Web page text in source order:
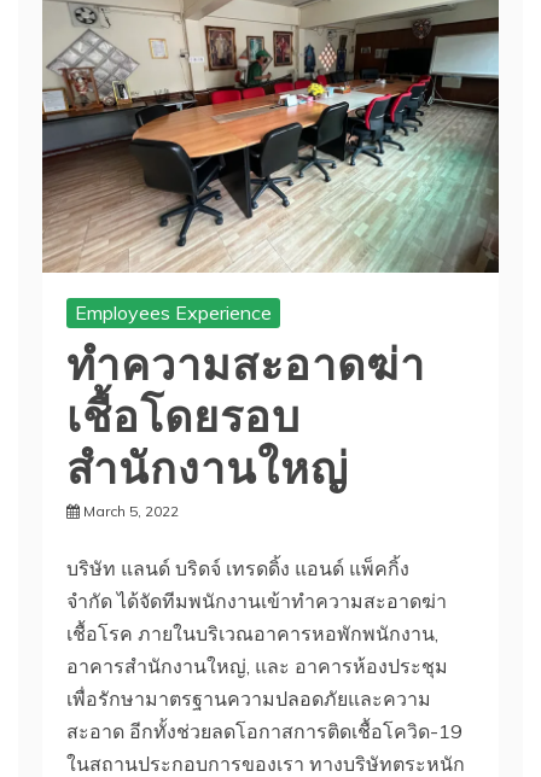
Employees Experience
ทำความสะอาดฆ่า
เชื้อโดยรอบ
สำนักงานใหญ่
March 5, 2022
HQ
บริษัท แลนด์ บริดจ์ เทรดดิ้ง แอนด์ แพ็คกิ้ง
จำกัด ได้จัดทีมพนักงานเข้าทำความสะอาดฆ่า
เชื้อโรค ภายในบริเวณอาคารหอพักพนักงาน,
อาคารสำนักงานใหญ่, และ อาคารห้องประชุม
เพื่อรักษามาตรฐานความปลอดภัยและความ
สะอาด อีกทั้งช่วยลดโอกาสการติดเชื้อโควิด-19
ในสถานประกอบการของเรา ทางบริษัทตระหนัก